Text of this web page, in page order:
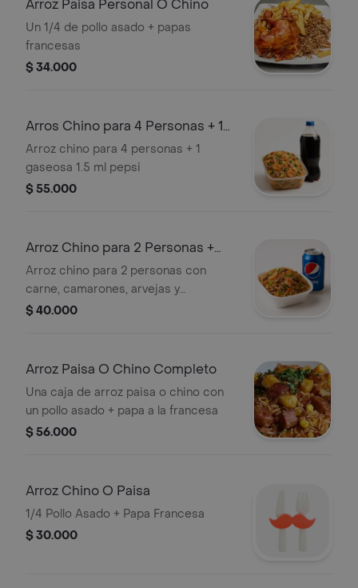
Arroz Paisa Personal O Chino
Un 1/4 de pollo asado + papas
francesas
$ 34.000
Arros Chino para 4 Personas + 1
Gaseosa 1.5ml
Arroz chino para 4 personas + 1
gaseosa 1.5 ml pepsi
$ 55.000
Arroz Chino para 2 Personas +
Gaseosa Pepsi
Arroz chino para 2 personas con
carne, camarones, arvejas y
zanahorias, acompañado de una
$ 40.000
Arroz Paisa O Chino Completo
Una caja de arroz paisa o chino con
un pollo asado + papa a la francesa
$ 56.000
Arroz Chino O Paisa
1/4 Pollo Asado + Papa Francesa
$ 30.000